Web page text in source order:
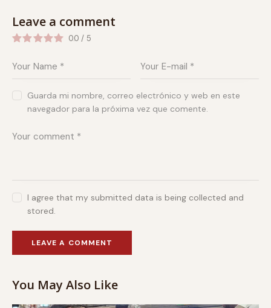
Leave a comment
0.0 / 5
Guarda mi nombre, correo electrónico y web en este
navegador para la próxima vez que comente.
I agree that my submitted data is being collected and
stored.
You May Also Like